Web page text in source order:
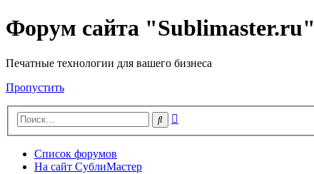
Форум сайта "Sublimaster.ru"
Печатные технологии для вашего бизнеса
Пропустить
Поиск
Список форумов
На сайт СублиМастер